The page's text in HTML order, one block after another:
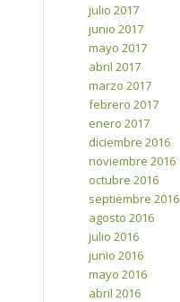
julio 2017
junio 2017
mayo 2017
abril 2017
marzo 2017
febrero 2017
enero 2017
diciembre 2016
noviembre 2016
octubre 2016
septiembre 2016
agosto 2016
julio 2016
junio 2016
mayo 2016
abril 2016